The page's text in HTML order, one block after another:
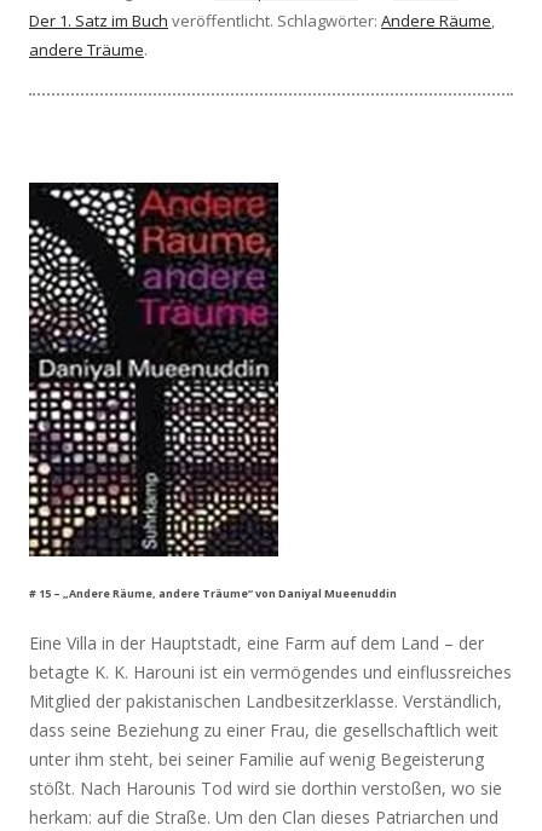
Der 1. Satz im Buch veröffentlicht. Schlagwörter: Andere Räume,
andere Träume.
# 15 – „Andere Räume, andere Träume“ von Daniyal Mueenuddin
Eine Villa in der Hauptstadt, eine Farm auf dem Land – der
betagte K. K. Harouni ist ein vermögendes und einflussreiches
Mitglied der pakistanischen Landbesitzerklasse. Verständlich,
dass seine Beziehung zu einer Frau, die gesellschaftlich weit
unter ihm steht, bei seiner Familie auf wenig Begeisterung
stößt. Nach Harounis Tod wird sie dorthin verstoßen, wo sie
herkam: auf die Straße. Um den Clan dieses Patriarchen und